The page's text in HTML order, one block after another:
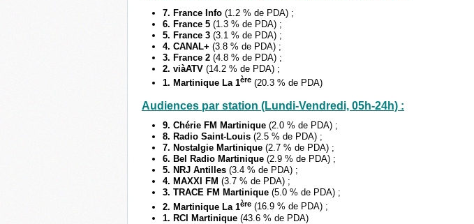
7. France Info (1.2 % de PDA) ;
6. France 5 (1.3 % de PDA) ;
5. France 3 (3.1 % de PDA) ;
4. CANAL+ (3.8 % de PDA) ;
3. France 2 (4.8 % de PDA) ;
2. viàATV (14.2 % de PDA) ;
1. Martinique La 1ère (20.3 % de PDA)
Audiences par station (Lundi-Vendredi, 05h-24h) :
9. Chérie FM Martinique (2.0 % de PDA) ;
8. Radio Saint-Louis (2.5 % de PDA) ;
7. Nostalgie Martinique (2.7 % de PDA) ;
6. Bel Radio Martinique (2.9 % de PDA) ;
5. NRJ Antilles (3.4 % de PDA) ;
4. MAXXI FM (3.7 % de PDA) ;
3. TRACE FM Martinique (5.0 % de PDA) ;
2. Martinique La 1ère (16.9 % de PDA) ;
1. RCI Martinique (43.6 % de PDA)